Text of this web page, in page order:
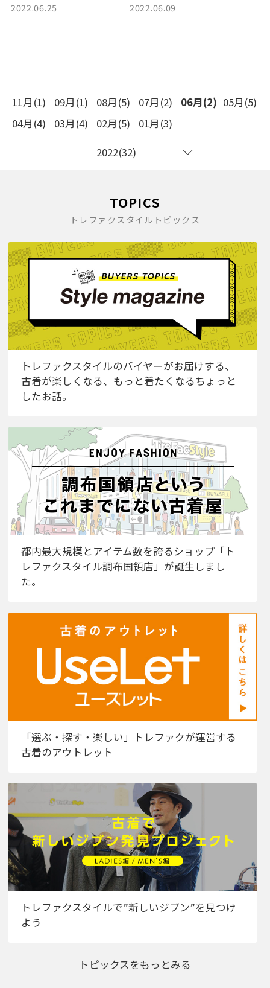
取入荷致しました。
2022.06.25
の高いワンピースのご紹
2022.06.09
11月(1) 09月(1) 08月(5) 07月(2) 06月(2) 05月(5)
04月(4)
03月(4) 02月(5)
01月(3)
2022(32)
TOPICS
トレファクスタイルトピックス
トレファクスタイルのバイヤーがお届けする、
古着が楽しくなる、もっと着たくなるちょっと
したお話。
都内最大規模とアイテム数を誇るショップ「ト
レファクスタイル調布国領店」が誕生しまし
た。
「選ぶ・探す・楽しい」トレファクが運営する
古着のアウトレット
トレファクスタイルで”新しいジブン”を見つけ
よう
トピックスをもっとみる